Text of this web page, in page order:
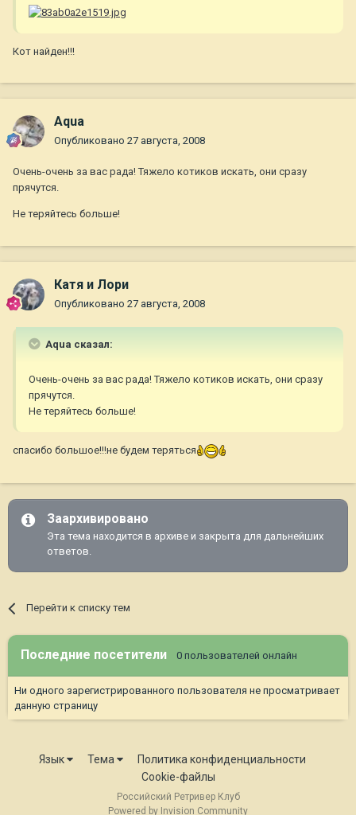
Кот найден!!!
Aqua
Опубликовано 27 августа, 2008
Очень-очень за вас рада! Тяжело котиков искать, они сразу
прячутся.
Не теряйтесь больше!
Катя и Лори
Опубликовано 27 августа, 2008
Aqua сказал:
Очень-очень за вас рада! Тяжело котиков искать, они сразу
прячутся.
Не теряйтесь больше!
спасибо большое!!!не будем теряться
Заархивировано
Эта тема находится в архиве и закрыта для дальнейших
ответов.
Перейти к списку тем
Последние посетители 0 пользователей онлайн
Ни одного зарегистрированного пользователя не просматривает
данную страницу
Язык Тема
Политика конфиденциальности
Cookie-файлы
Российский Ретривер Клуб
Powered by Invision Community